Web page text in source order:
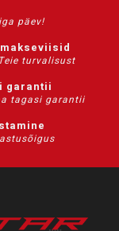
päev!
turvalisust
garantii
tagasi garantii